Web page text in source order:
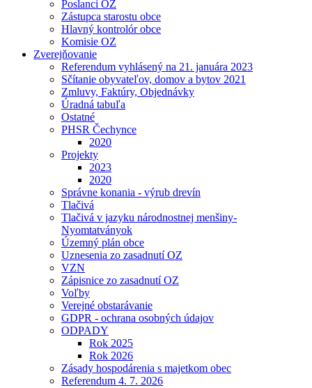
Poslanci OZ
Zástupca starostu obce
Hlavný kontrolór obce
Komisie OZ
Zverejňovanie
Referendum vyhlásený na 21. januára 2023
Sčítanie obyvateľov, domov a bytov 2021
Zmluvy, Faktúry, Objednávky
Úradná tabuľa
Ostatné
PHSR Čechynce
2020
Projekty
2023
2020
Správne konania - výrub drevín
Tlačivá
Tlačivá v jazyku národnostnej menšiny-
Nyomtatványok
Územný plán obce
Uznesenia zo zasadnutí OZ
VZN
Zápisnice zo zasadnutí OZ
Voľby
Verejné obstarávanie
GDPR - ochrana osobných údajov
ODPADY
Rok 2025
Rok 2026
Zásady hospodárenia s majetkom obec
Referendum 4. 7. 2026